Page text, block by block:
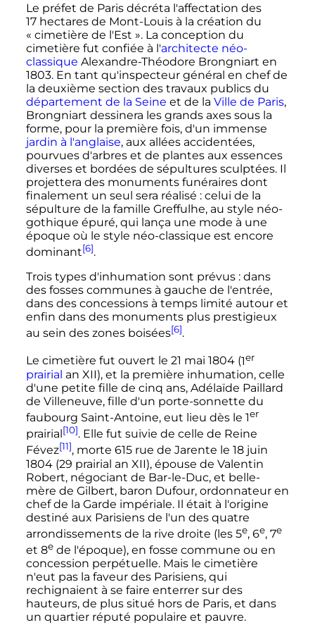
Le préfet de Paris décréta l'affectation des
17hectaresde Mont-Louis à la création du
« cimetière de l'Est ». La conception du
cimetière fut confiée à l'architecte néo-
classique Alexandre-Théodore Brongniart en
1803. En tant qu'inspecteur général en chef de
la deuxième section des travaux publics du
département de la Seine et de la Ville de Paris,
Brongniart dessinera les grands axes sous la
forme, pour la première fois, d'un immense
jardin à l'anglaise, aux allées accidentées,
pourvues d'arbres et de plantes aux essences
diverses et bordées de sépultures sculptées. Il
projettera des monuments funéraires dont
finalement un seul sera réalisé : celui de la
sépulture de la famille Greffulhe, au style néo-
gothique épuré, qui lança une mode à une
époque où le style néo-classique est encore
dominant[6].
Trois types d'inhumation sont prévus : dans
des fosses communes à gauche de l'entrée,
dans des concessions à temps limité autour et
enfin dans des monuments plus prestigieux
au sein des zones boisées[6].
Le cimetière fut ouvert le 21 mai 1804(1er
prairial an XII), et la première inhumation, celle
d'une petite fille de cinq ans, Adélaïde Paillard
de Villeneuve, fille d'un porte-sonnette du
faubourg Saint-Antoine, eut lieu dès le 1er
prairial [10]. Elle fut suivie de celle de Reine
Févez[11], morte 615 rue de Jarente le 18 juin
1804(29 prairial an XII), épouse de Valentin
Robert, négociant de Bar-le-Duc, et belle-
mère de Gilbert, baron Dufour, ordonnateur en
chef de la Garde impériale. Il était à l'origine
destiné aux Parisiens de l'un des quatre
arrondissements de la rive droite (les 5e, 6e, 7e
et 8ede l'époque), en fosse commune ou en
concession perpétuelle. Mais le cimetière
n'eut pas la faveur des Parisiens, qui
rechignaient à se faire enterrer sur des
hauteurs, de plus situé hors de Paris, et dans
un quartier réputé populaire et pauvre.